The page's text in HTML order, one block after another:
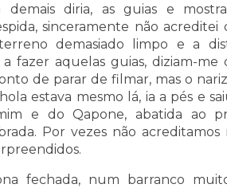
demais diria, as guias e
sinceramente não acreditei
demasiado limpo e a
fazer aquelas guias, diziam-me
de parar de filmar, mas o
estava mesmo lá, ia a pés e
e do Qapone, abatida ao
Por vezes não acreditamos
fechada, num barranco